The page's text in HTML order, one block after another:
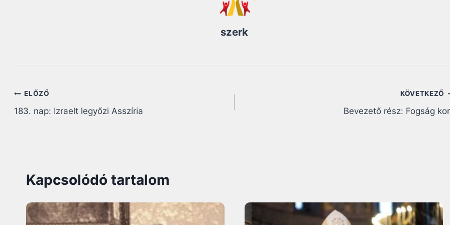
szerk
Bejegyzés
navigáció
ELŐZŐ
183. nap: Izraelt legyőzi Asszíria
KÖVETKEZŐ
Bevezető rész: Fogság
Kapcsolódó tartalom